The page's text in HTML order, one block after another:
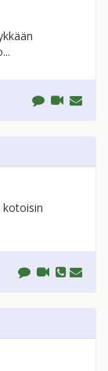
kotoisin